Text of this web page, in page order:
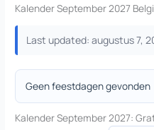
Kalender September 2027
Last updated: augustus 7,
Geen feestdagen gevonden
Kalender September 2027: